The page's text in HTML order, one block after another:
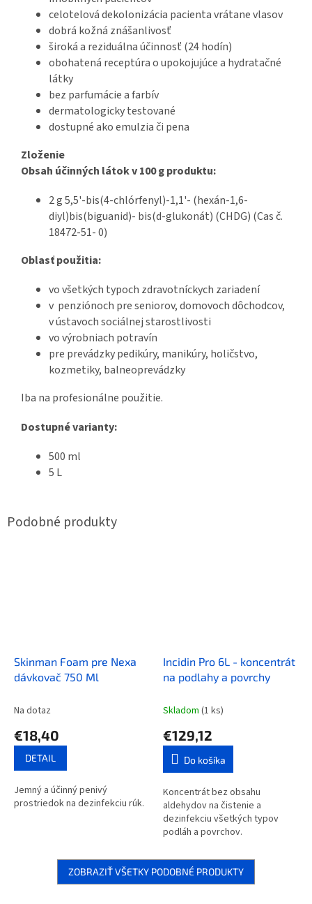
celotelová dekolonizácia pacienta vrátane vlasov
dobrá kožná znášanlivosť
široká a reziduálna účinnosť (24 hodín)
obohatená receptúra o upokojujúce a hydratačné
látky
bez parfumácie a farbív
dermatologicky testované
dostupné ako emulzia či pena
Zloženie
Obsah účinných látok v 100 g produktu:
2 g 5,5'-bis(4-chlórfenyl)-1,1'- (hexán-1,6-
diyl)bis(biguanid)- bis(d-glukonát) (CHDG) (Cas č.
18472-51- 0)
Oblasť použitia:
vo všetkých typoch zdravotníckych zariadení
v penziónoch pre seniorov, domovoch dôchodcov,
v ústavoch sociálnej starostlivosti
vo výrobniach potravín
pre prevádzky pedikúry, manikúry, holičstvo,
kozmetiky, balneoprevádzky
Iba na profesionálne použitie.
Dostupné varianty:
500 ml
5 L
Skinman Foam pre Nexa
dávkovač 750 Ml
Na dotaz
€18,40
DETAIL
Jemný a účinný penivý
prostriedok na dezinfekciu rúk.
Incidin Pro 6L - koncentrát
na podlahy a povrchy
Skladom (1 ks)
€129,12
Do košíka
Koncentrát bez obsahu
aldehydov na čistenie a
dezinfekciu všetkých typov
podláh a povrchov.
ZOBRAZIŤ VŠETKY PODOBNÉ PRODUKTY